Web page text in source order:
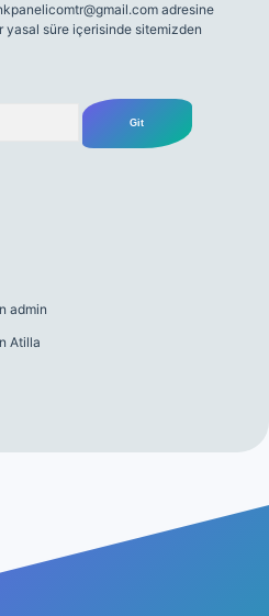
adresine
süre içerisinde sitemizden
admin
Atilla